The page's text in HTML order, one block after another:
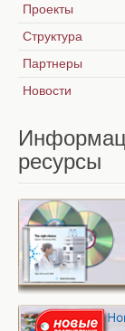
Проекты
Структура
Партнеры
Новости
ресурсы